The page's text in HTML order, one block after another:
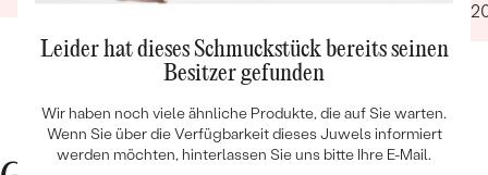
ANSEHEN
Leider hat dieses Schmuckstück bereits seinen
Besitzer gefunden
Wir haben noch viele ähnliche Produkte, die auf Sie warten.
Wenn Sie über die Verfügbarkeit dieses Juwels informiert
werden möchten, hinterlassen Sie uns bitte Ihre E-Mail.